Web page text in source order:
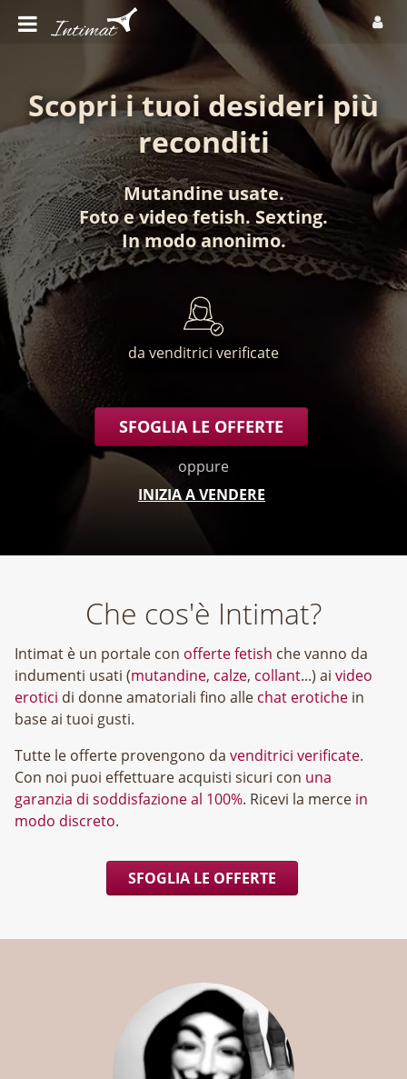
Scopri i tuoi desideri più
reconditi
Mutandine usate.
Fotoevideo fetish. Sexting.
In modo anonimo.
da venditrici verificate
SFOGLIA LE OFFERTE
oppure
INIZIA A VENDERE
Che cos'è Intimat?
Intimat è un portale con offerte fetish che vanno da
indumenti usati (mutandine, calze, collant...) ai video
erotici di donne amatoriali fino alle chat erotiche in
base ai tuoi gusti.
Tutte le offerte provengono da venditrici verificate.
Con noi puoi effettuare acquisti sicuri con una
garanzia di soddisfazione al 100%. Ricevi la merce in
modo discreto.
SFOGLIA LE OFFERTE